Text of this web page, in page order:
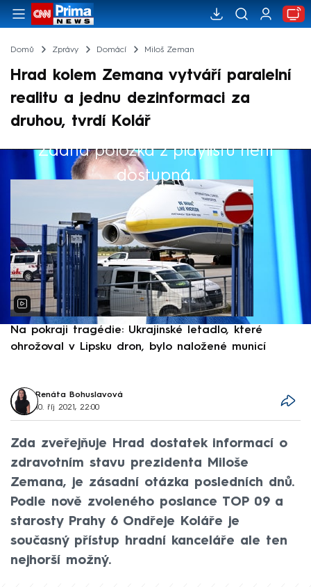
Domů Zprávy Domácí Miloš Zeman
Hrad kolem Zemana vytváří paralelní
realitu a jednu dezinformaci za
druhou, tvrdí Kolář
Žádná položka z playlistu není
dostupná.
Výběr redakce
Na pokraji tragédie: Ukrajinské letadlo, které
ohrožoval v Lipsku dron, bylo naložené municí
Renáta Bohuslavová
10. říj 2021, 22:00
Zda zveřejňuje Hrad dostatek informací o
zdravotním stavu prezidenta Miloše
Zemana, je zásadní otázka posledních dnů.
Podle nově zvoleného poslance TOP 09 a
starosty Prahy 6 Ondřeje Koláře je
současný přístup hradní kanceláře ale ten
nejhorší možný.